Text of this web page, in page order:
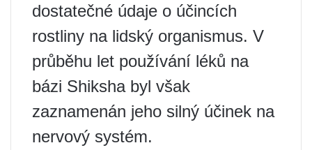
dostatečné údaje o účincích
rostliny na lidský organismus. V
průběhu let používání léků na
bázi Shiksha byl však
zaznamenán jeho silný účinek na
nervový systém.